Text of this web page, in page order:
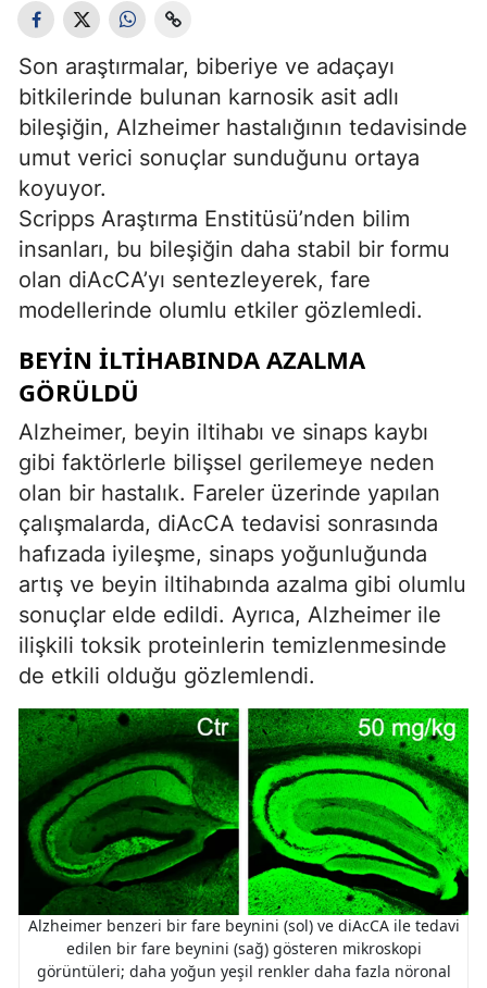
Son araştırmalar, biberiye ve adaçayı
bitkilerinde bulunan karnosik asit adlı
bileşiğin, Alzheimer hastalığının tedavisinde
umut verici sonuçlar sunduğunu ortaya
koyuyor.
Scripps Araştırma Enstitüsü’nden bilim
insanları, bu bileşiğin daha stabil bir formu
olan diAcCA’yı sentezleyerek, fare
modellerinde olumlu etkiler gözlemledi.
BEYIN ILTIHABINDA AZALMA
GÖRÜLDÜ
Alzheimer, beyin iltihabı ve sinaps kaybı
gibi faktörlerle bilişsel gerilemeye neden
olan bir hastalık. Fareler üzerinde yapılan
çalışmalarda, diAcCA tedavisi sonrasında
hafızada iyileşme, sinaps yoğunluğunda
artış ve beyin iltihabında azalma gibi olumlu
sonuçlar elde edildi. Ayrıca, Alzheimer ile
ilişkili toksik proteinlerin temizlenmesinde
de etkili olduğu gözlemlendi.
Alzheimer benzeri bir fare beynini (sol) ve diAcCA ile tedavi
edilen bir fare beynini (sağ) gösteren mikroskopi
görüntüleri; daha yoğun yeşil renkler daha fazla nöronal